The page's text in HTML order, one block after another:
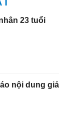
23 tuổi
nội dung giả